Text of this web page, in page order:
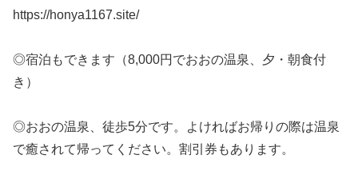
https://honya1167.site/
◎宿泊もできます（8,000円でおおの温泉、夕・朝食付
き）
◎おおの温泉、徒歩5分です。よければお帰りの際は温泉
で癒されて帰ってください。割引券もあります。